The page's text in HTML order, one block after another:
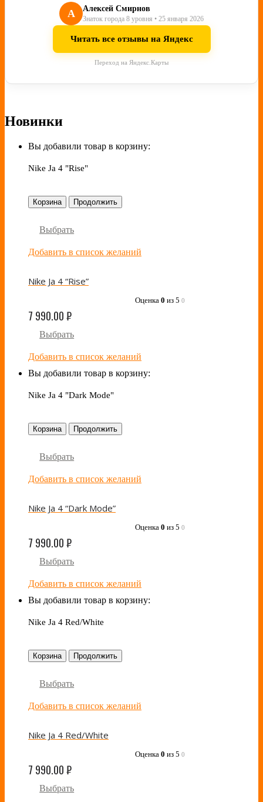
А Алексей Смирнов
Знаток города 8 уровня • 25 января 2026
Читать все отзывы на Яндекс
Переход на Яндекс.Карты
Новинки
Вы добавили товар в корзину:
Nike Ja 4 "Rise"
Корзина Продолжить
Выбрать
Добавить в список желаний
Nike Ja 4 “Rise”
Оценка 0 из 5 0
7 990.00₽
Выбрать
Добавить в список желаний
Вы добавили товар в корзину:
Nike Ja 4 "Dark Mode"
Корзина Продолжить
Выбрать
Добавить в список желаний
Nike Ja 4 “Dark Mode”
Оценка 0 из 5 0
7 990.00₽
Выбрать
Добавить в список желаний
Вы добавили товар в корзину:
Nike Ja 4 Red/White
Корзина Продолжить
Выбрать
Добавить в список желаний
Nike Ja 4 Red/White
Оценка 0 из 5 0
7 990.00₽
Выбрать